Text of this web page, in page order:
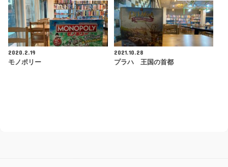
2020.2.19
モノポリー
2021.10.28
プラハ 王国の首都